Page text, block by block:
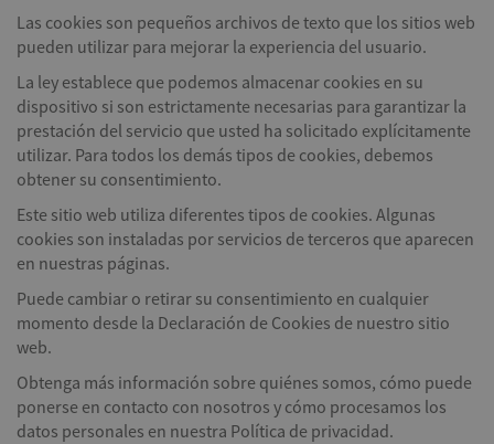
Las cookies son pequeños archivos de texto que los sitios web
pueden utilizar para mejorar la experiencia del usuario.
La ley establece que podemos almacenar cookies en su
dispositivo si son estrictamente necesarias para garantizar la
prestación del servicio que usted ha solicitado explícitamente
utilizar. Para todos los demás tipos de cookies, debemos
obtener su consentimiento.
Este sitio web utiliza diferentes tipos de cookies. Algunas
cookies son instaladas por servicios de terceros que aparecen
en nuestras páginas.
Puede cambiar o retirar su consentimiento en cualquier
momento desde la Declaración de Cookies de nuestro sitio
web.
Obtenga más información sobre quiénes somos, cómo puede
ponerse en contacto con nosotros y cómo procesamos los
datos personales en nuestra Política de privacidad.